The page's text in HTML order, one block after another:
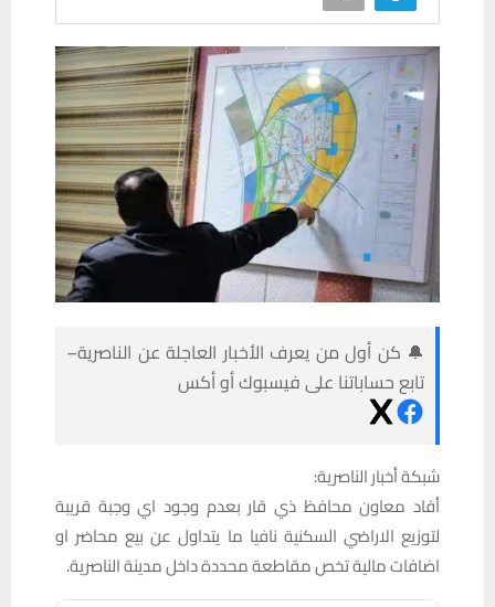
🔔 كن أول من يعرف الأخبار العاجلة عن الناصرية–
تابع حساباتنا على فيسبوك أو أكس
شبكة أخبار الناصرية:
أفاد معاون محافظ ذي قار بعدم وجود اي وجبة قريبة
لتوزيع الاراضي السكنية نافيا ما يتداول عن بيع محاضر او
اضافات مالية تخص مقاطعة محددة داخل مدينة الناصرية.